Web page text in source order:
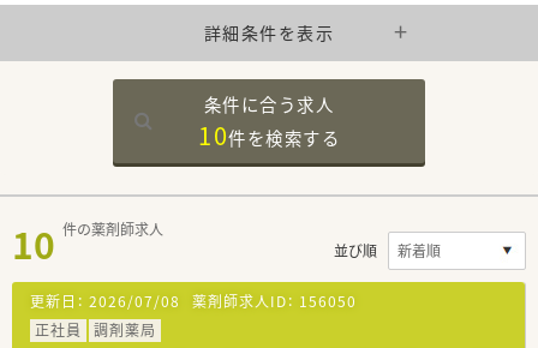
詳細条件を表示
条件に合う求人
10件を検索する
10 件の薬剤師求人
並び順
更新日： 2026/07/08 薬剤師求人ID： 156050
正社員
調剤薬局